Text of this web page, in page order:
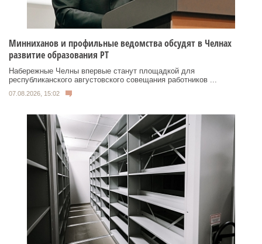
Минниханов и профильные ведомства обсудят в Челнах
развитие образования РТ
Набережные Челны впервые станут площадкой для
республиканского августовского совещания работников ...
07.08.2026, 15:02